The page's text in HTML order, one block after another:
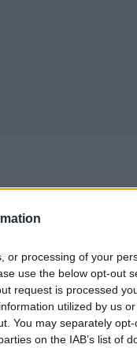
or processing of your
use the below opt-out
request is processed
utilized by us
You may separately
on the IAB’s list of
υλών και
τη μικρότερη
κάνουν λόγο
υλικά
του ζωικού
ζήτηση